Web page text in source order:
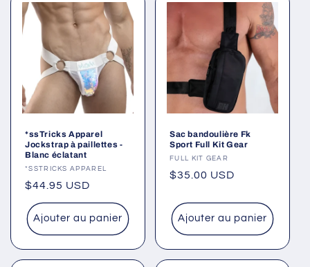
*ssTricks Apparel
Jockstrap à paillettes -
Blanc éclatant
Fournisseur :
*SSTRICKS APPAREL
Prix
habituel
$44.95 USD
Ajouter au panier
Sac bandoulière Fk
Sport Full Kit Gear
Fournisseur :
FULL KIT GEAR
Prix
$35.00 USD
Ajouter au panier